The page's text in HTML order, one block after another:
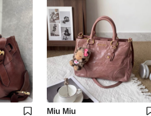
Miu Miu